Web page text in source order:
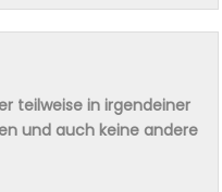
teilweise in irgendeiner
und auch keine andere